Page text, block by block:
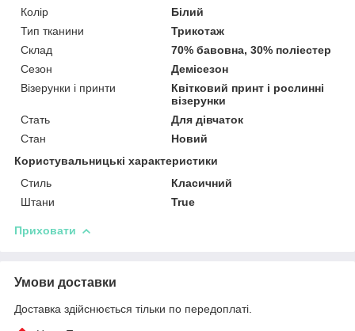
Колір
Білий
Тип тканини
Трикотаж
Склад
70% бавовна, 30% поліестер
Сезон
Демісезон
Візерунки і принти
Квітковий принт і рослинні
візерунки
Стать
Для дівчаток
Стан
Новий
Користувальницькі характеристики
Стиль
Класичний
Штани
True
Приховати
Умови доставки
Доставка здійснюється тільки по передоплаті.